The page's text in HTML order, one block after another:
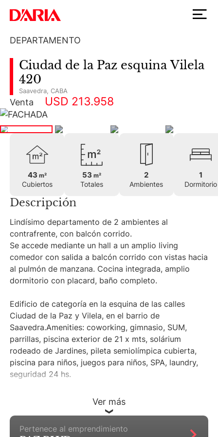
DEPARTAMENTO
Ciudad de la Paz esquina Vilela
420
Saavedra CABA
Venta USD 213.958
43 m²
Cubiertos
53 m²
Totales
2
Ambientes
1
Dormitorio
Descripción
Lindísimo departamento de 2 ambientes al
contrafrente, con balcón corrido.
Se accede mediante un hall a un amplio living
comedor con salida a balcón corrido con vistas hacia
al pulmón de manzana. Cocina integrada, amplio
dormitorio con placard, baño completo.
Edificio de categoría en la esquina de las calles
Ciudad de la Paz y Vilela, en el barrio de
Saavedra.Amenities: coworking, gimnasio, SUM,
parrillas, piscina exterior de 21 x mts, solárium
rodeado de Jardines, pileta semiolímpica cubierta,
piscina para niños, juegos para niños, SPA, laundry,
seguridad 24 hs.
Cochera de compra optativa (no incluida en el
precio) desde U$26.000, o U$34.000 simple con
baulera.
"Se deja constancia que los m2 son aproximados, al
Ver más
Pertenece al emprendimiento